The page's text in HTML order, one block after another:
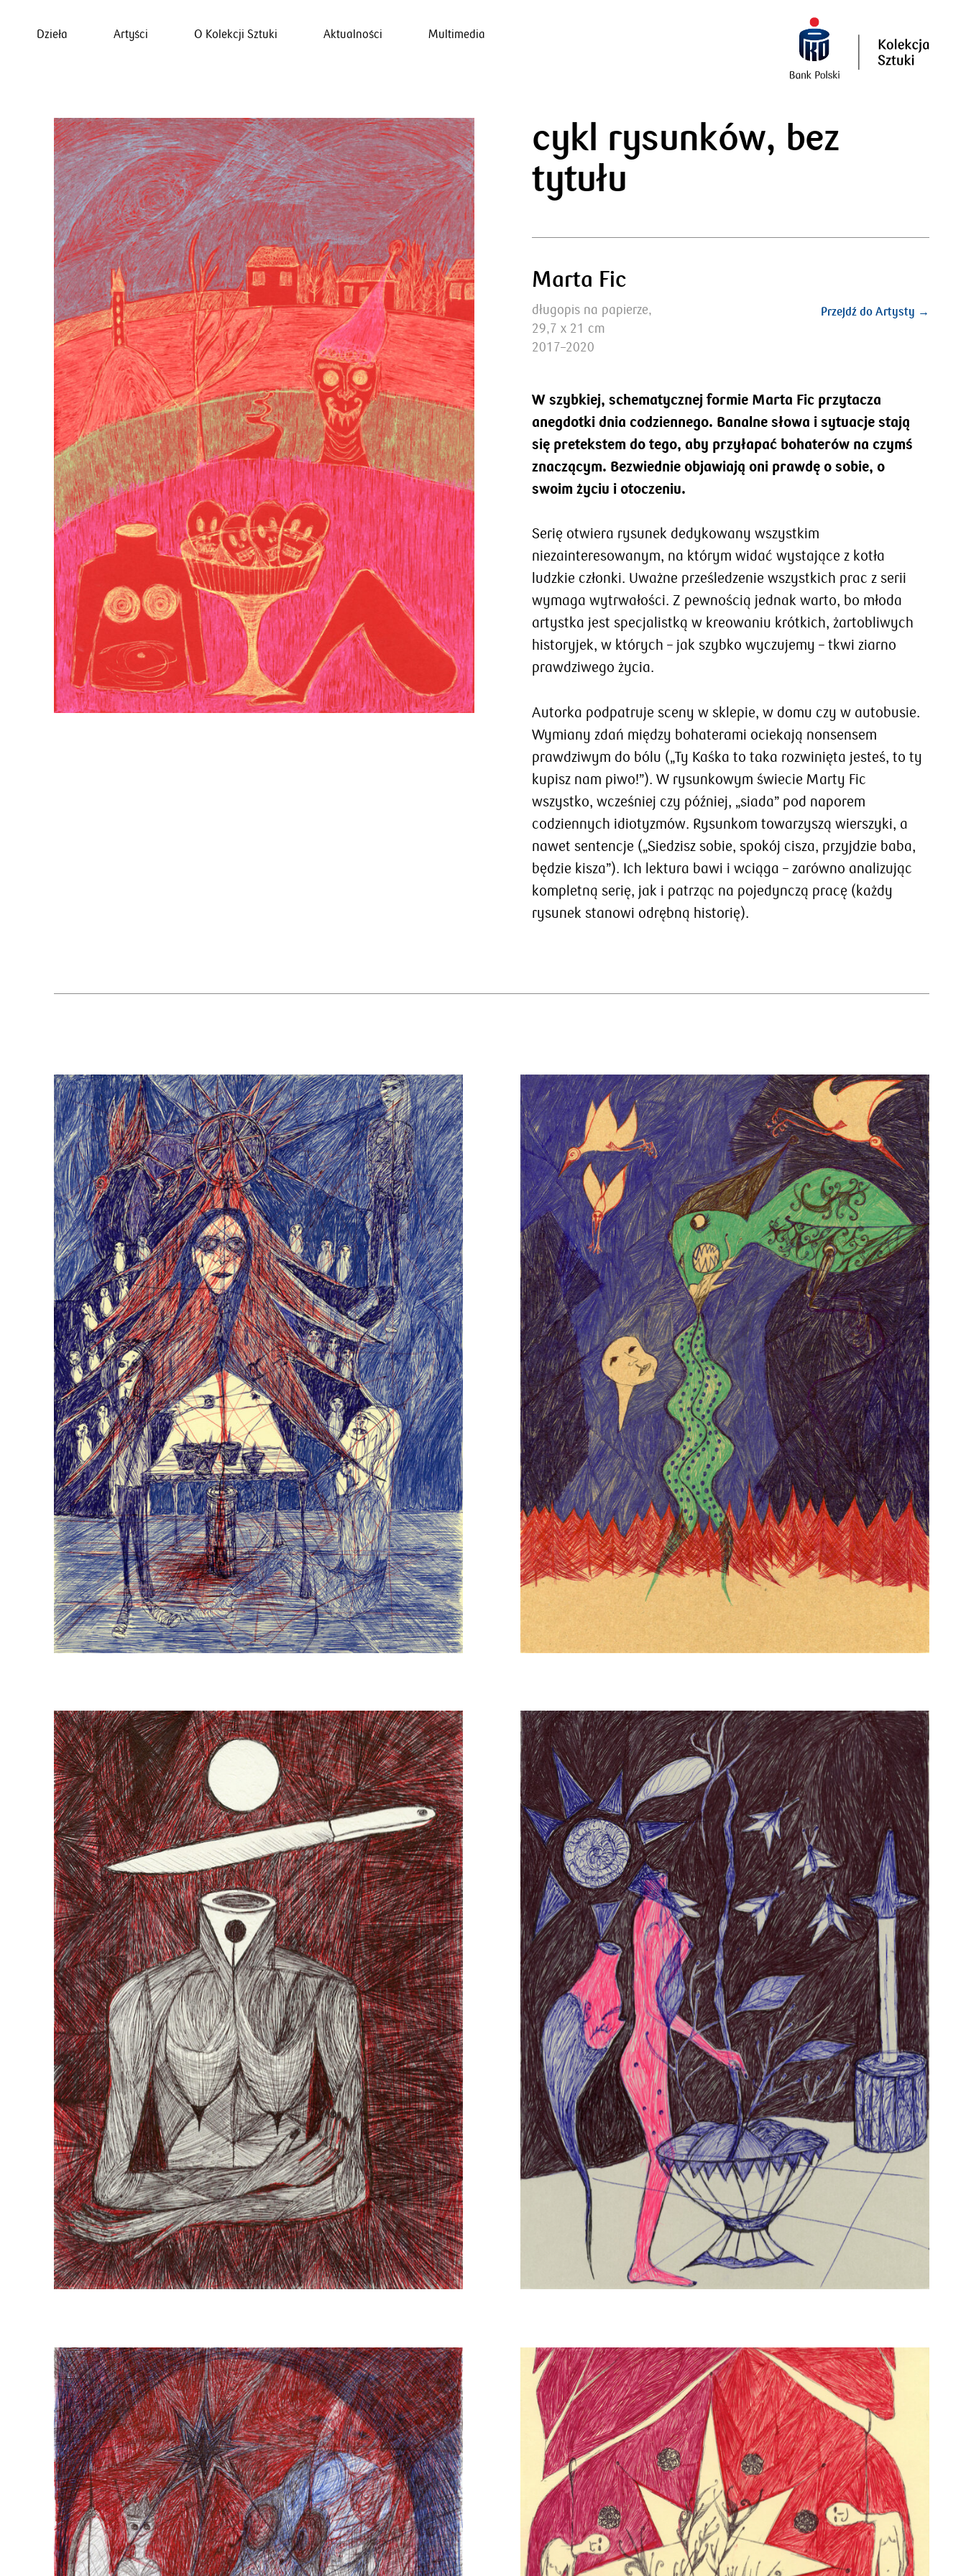
Dzieła Artyści O Kolekcji Sztuki Aktualności Multimedia
cykl rysunków, bez
tytułu
Marta Fic
długopis na papierze,
29,7 x 21 cm
2017–2020
Przejdź do Artysty →
W szybkiej, schematycznej formie Marta Fic przytacza
anegdotki dnia codziennego. Banalne słowa i sytuacje stają
się pretekstem do tego, aby przyłapać bohaterów na czymś
znaczącym. Bezwiednie objawiają oni prawdę o sobie, o
swoim życiu i otoczeniu.
Serię otwiera rysunek dedykowany wszystkim
niezainteresowanym, na którym widać wystające z kotła
ludzkie członki. Uważne prześledzenie wszystkich prac z serii
wymaga wytrwałości. Z pewnością jednak warto, bo młoda
artystka jest specjalistką w kreowaniu krótkich, żartobliwych
historyjek, w których – jak szybko wyczujemy – tkwi ziarno
prawdziwego życia.
Autorka podpatruje sceny w sklepie, w domu czy w autobusie.
Wymiany zdań między bohaterami ociekają nonsensem
prawdziwym do bólu („Ty Kaśka to taka rozwinięta jesteś, to ty
kupisz nam piwo!”). W rysunkowym świecie Marty Fic
wszystko, wcześniej czy później, „siada” pod naporem
codziennych idiotyzmów. Rysunkom towarzyszą wierszyki, a
nawet sentencje („Siedzisz sobie, spokój cisza, przyjdzie baba,
będzie kisza”). Ich lektura bawi i wciąga – zarówno analizując
kompletną serię, jak i patrząc na pojedynczą pracę (każdy
rysunek stanowi odrębną historię).